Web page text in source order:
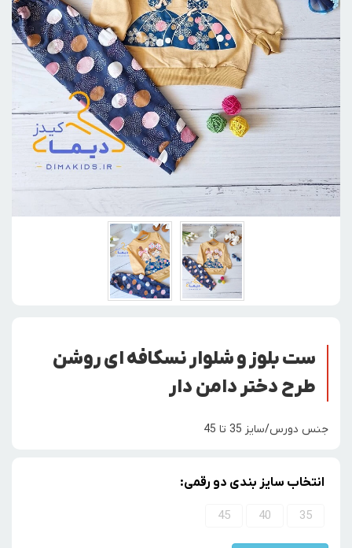
ست بلوز و شلوار نسکافه ای روشن
طرح دختر دامن دار
جنس دورس/سایز 35 تا 45
انتخاب سایز بندی دو رقمی:
35
40
45